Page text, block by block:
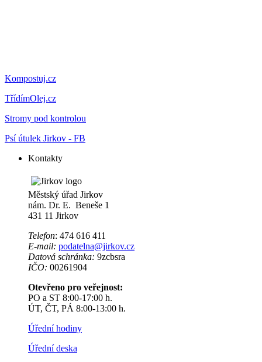
Kompostuj.cz
TřídímOlej.cz
Stromy pod kontrolou
Psí útulek Jirkov - FB
Kontakty
Městský úřad Jirkov
nám. Dr. E. Beneše 1
431 11 Jirkov
Telefon: 474 616 411
E-mail: podatelna@jirkov.cz
Datová schránka: 9zcbsra
IČO: 00261904
Otevřeno pro veřejnost:
PO a ST 8:00-17:00 h.
ÚT, ČT, PÁ 8:00-13:00 h.
Úřední hodiny
Úřední deska